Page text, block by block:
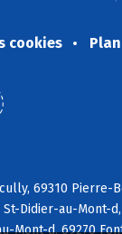
cookies
69310 Pierre-
Didier-au-Mont-d,
Mont-d, 69270